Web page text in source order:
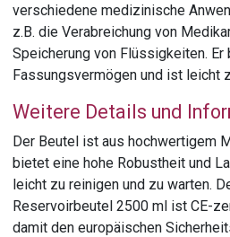
verschiedene medizinische
z.B. die Verabreichung von
Speicherung von Flüssigkeiten.
Fassungsvermögen und ist leicht
Weitere Details und
Der Beutel ist aus hochwertigem
bietet eine hohe Robustheit und
leicht zu reinigen und zu warten.
Reservoirbeutel 2500 ml ist CE-
damit den europäischen